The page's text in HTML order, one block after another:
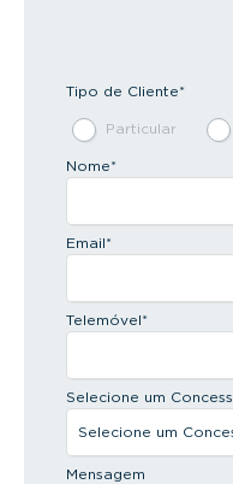
Tipo de Cliente*
Particular
Nome*
Email*
Telemóvel*
Selecione um
Mensagem